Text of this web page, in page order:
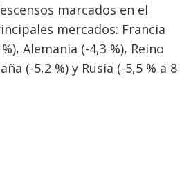
marcados en el
mercados: Francia
Alemania (-4,3 %), Reino
(-5,2 %) y Rusia (-5,5 % a 8